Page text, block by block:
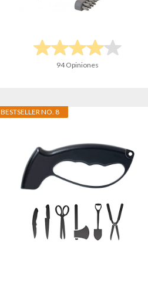
94 Opiniones
BESTSELLER NO. 8